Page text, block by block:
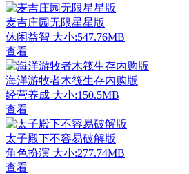
麦吉庄园无限星星版
休闲益智 大小:547.76MB
查看
海洋游牧者木筏生存内购版
经营养成 大小:150.5MB
查看
太子殿下不容易破解版
角色扮演 大小:277.74MB
查看